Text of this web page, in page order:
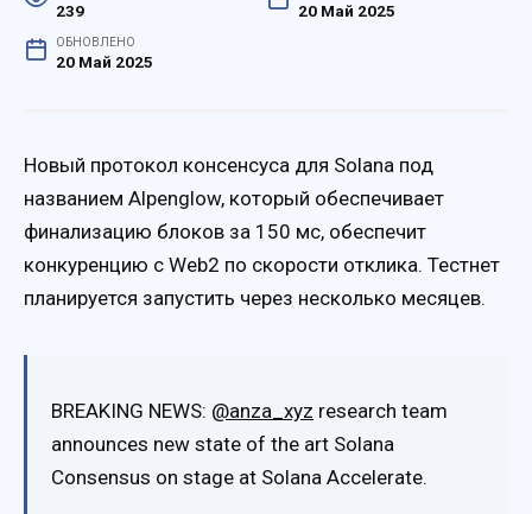
239 20 Май 2025
ОБНОВЛЕНО
20 Май 2025
Новый протокол консенсуса для Solana под
названием Alpenglow, который обеспечивает
финализацию блоков за 150 мс, обеспечит
конкуренцию с Web2 по скорости отклика. Тестнет
планируется запустить через несколько месяцев.
BREAKING NEWS: @anza_xyz research team
announces new state of the art Solana
Consensus on stage at Solana Accelerate.